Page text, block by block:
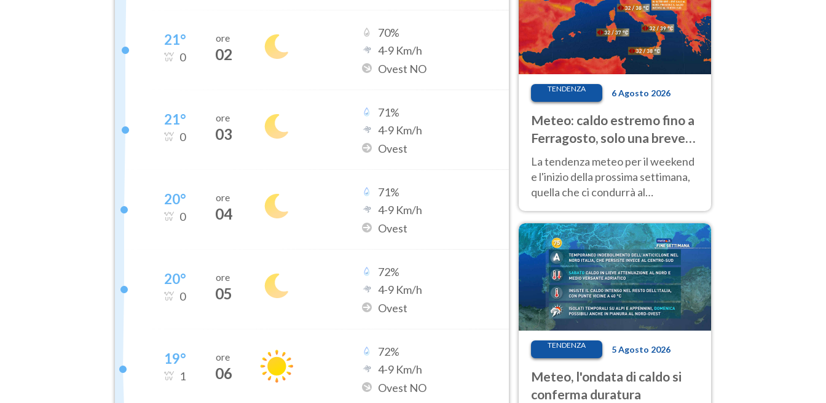
21°
0
ore
02
70%
4-9 Km/h
Ovest NO
21°
0
ore
03
71%
4-9 Km/h
Ovest
20°
0
ore
04
71%
4-9 Km/h
Ovest
20°
0
ore
05
72%
4-9 Km/h
Ovest
19°
1
ore
06
72%
4-9 Km/h
Ovest NO
TENDENZA 6 Agosto 2026
Meteo: caldo estremo fino a
Ferragosto, solo una breve
pausa. Ecco dove
La tendenza meteo per il weekend
e l'inizio della prossima settimana,
quella che ci condurrà al
temperature molto elevate
TENDENZA 5 Agosto 2026
Meteo, l'ondata di caldo si
conferma duratura